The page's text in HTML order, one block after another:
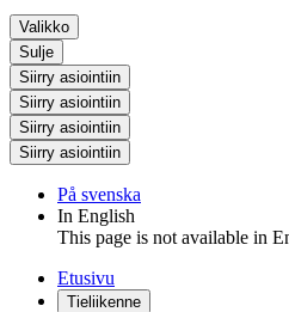
Valikko
Sulje
Siirry asiointiin
Siirry asiointiin
Siirry asiointiin
Siirry asiointiin
På svenska
In English
This page is not available in
Etusivu
Tieliikenne